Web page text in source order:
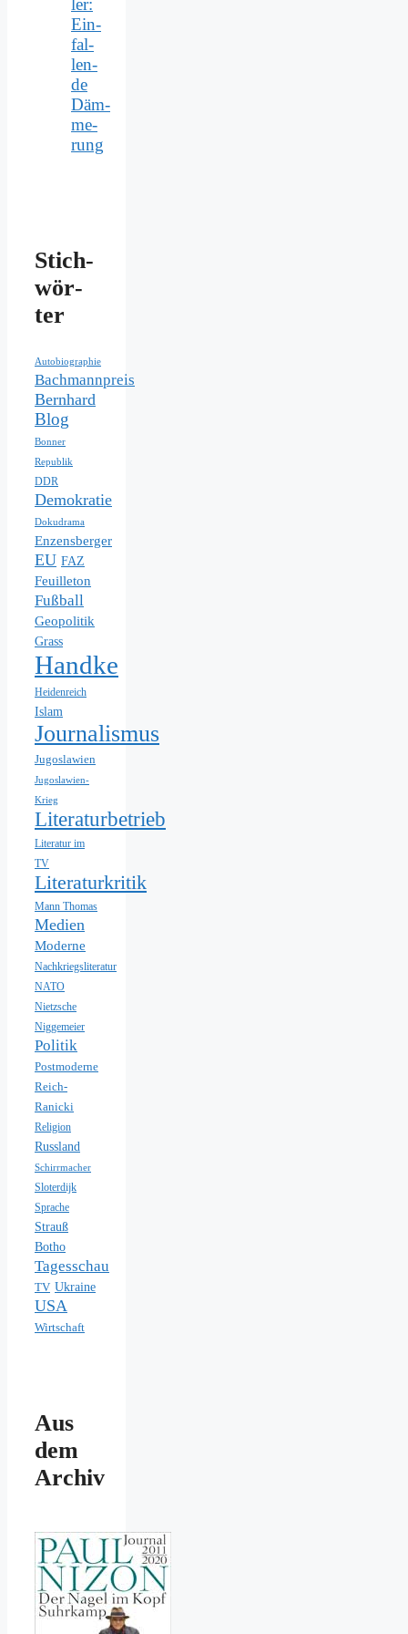
ler:
Ein­
fal­
len­
de
Däm­
me­
rung
Stich­
wör­
ter
Autobiographie
Bachmannpreis
Bernhard
Blog
Bonner
Republik
DDR
Demokratie
Dokudrama
Enzensberger
EU FAZ
Feuilleton
Fußball
Geopolitik
Grass
Handke
Heidenreich
Islam
Journalismus
Jugoslawien
Jugoslawien-
Krieg
Literaturbetrieb
Literatur im
TV
Literaturkritik
Mann Thomas
Medien
Moderne
Nachkriegsliteratur
NATO
Nietzsche
Niggemeier
Politik
Postmoderne
Reich-
Ranicki
Religion
Russland
Schirrmacher
Sloterdijk
Sprache
Strauß
Botho
Tagesschau
TV Ukraine
USA
Wirtschaft
Aus
dem
Archiv